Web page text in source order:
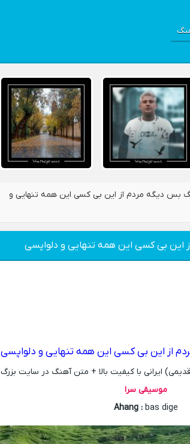
بس دیگه مردم از این بی کسی این همه تنهایی و
این بی کسی این همه تنهایی و دلواپسی
از این بی کسی این همه تنهایی و دلواپسی
ایرانی با کیفیت بالا + متن آهنگ در سایت بزرگ
موسیقی سرا
Ahang : bas dige